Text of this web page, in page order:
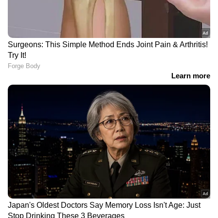
അർജുൻ ആയങ്കിയുടെ
അറസ്റ്റ്: വിവരം നൽകിയ
പാരിതോഷികം; ഒരു ലക്ഷം
വ്യക്തി അറിയിച്ചതായി
മന്ത്രി രമേശ് ചെന്നിത്തല
വില കൂടും; ലിറ്ററിന് 2
11 മുതൽ
അര്‍ജുന്‍ ആയങ്കിയെ പിടിച്ച
ശേഷമാണ് പൊലീസ് ഈ
വൃത്തികേട് കാണിച്ചത്,
തിരച്ചിൽ
കണ്ണൂരിൽ അറസ്റ്റിലായ
അർജുൻ ആയങ്കിയെ
മജിസ്ട്രേറ്റിന് മുന്നിൽ
ഹാജരാക്കും